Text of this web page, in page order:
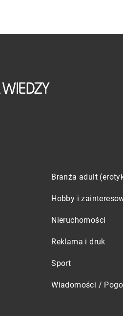
Branża adult
Hobby i
Nieruchomości
Reklama i druk
Sport
Wiadomości /